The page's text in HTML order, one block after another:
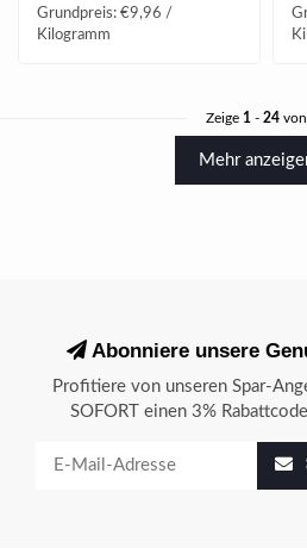
Grundpreis: €9,96 /
Kilogramm
Zeige 1 - 24
Mehr
Abonniere unsere
Profitiere von unseren Spar-
SOFORT einen 3%